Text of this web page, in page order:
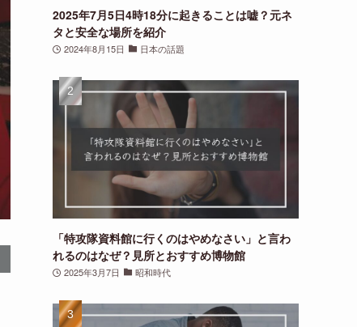
2025年7月5日4時18分に起きることは嘘？元ネ
タと安全な場所を紹介
2024年8月15日 日本の話題
「特攻隊資料館に行くのはやめなさい」と言わ
れるのはなぜ？見所とおすすめ博物館
2025年3月7日 昭和時代